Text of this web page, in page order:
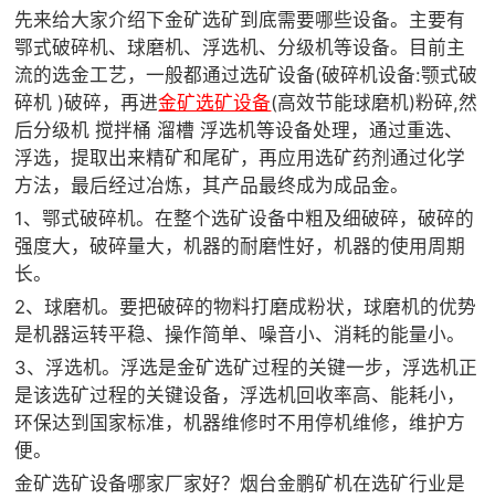
先来给大家介绍下金矿选矿到底需要哪些设备。主要有
鄂式破碎机、球磨机、浮选机、分级机等设备。目前主
流的选金工艺，一般都通过选矿设备(破碎机设备:颚式破
碎机 )破碎，再进金矿选矿设备(高效节能球磨机)粉碎,然
后分级机 搅拌桶 溜槽 浮选机等设备处理，通过重选、
浮选，提取出来精矿和尾矿，再应用选矿药剂通过化学
方法，最后经过冶炼，其产品最终成为成品金。
1、鄂式破碎机。在整个选矿设备中粗及细破碎，破碎的
强度大，破碎量大，机器的耐磨性好，机器的使用周期
长。
2、球磨机。要把破碎的物料打磨成粉状，球磨机的优势
是机器运转平稳、操作简单、噪音小、消耗的能量小。
3、浮选机。浮选是金矿选矿过程的关键一步，浮选机正
是该选矿过程的关键设备，浮选机回收率高、能耗小，
环保达到国家标准，机器维修时不用停机维修，维护方
便。
金矿选矿设备哪家厂家好？烟台金鹏矿机在选矿行业是
 选矿实验室
 关于金鹏
发展历程
企业文化
专家团队
 联系我们